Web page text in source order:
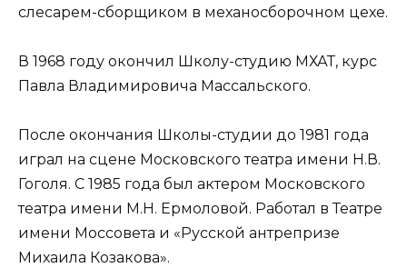
слесарем-сборщиком в механосборочном цехе.
В 1968 году окончил Школу-студию МХАТ, курс
Павла Владимировича Массальского.
После окончания Школы-студии до 1981 года
играл на сцене Московского театра имени Н.В.
Гоголя. С 1985 года был актером Московского
театра имени М.Н. Ермоловой. Работал в Театре
имени Моссовета и «Русской антрепризе
Михаила Козакова».